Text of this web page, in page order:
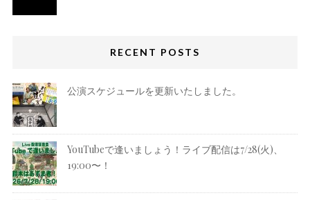
RECENT POSTS
公演スケジュールを更新いたしました。
YouTubeで逢いましょう！ライブ配信は7/28(火)、
19:00〜！